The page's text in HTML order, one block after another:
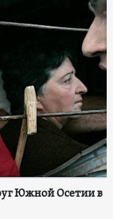
Южной Осетии в